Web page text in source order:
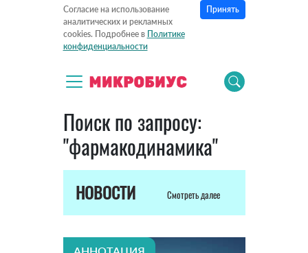
Согласие на использование
аналитических и рекламных
cookies. Подробнее в Политике
конфиденциальности
Принять
Поиск по запросу:
"фармакодинамика"
НОВОСТИ Смотреть далее